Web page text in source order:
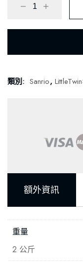
類別: Sanrio,
額外資訊
重量
2 公斤